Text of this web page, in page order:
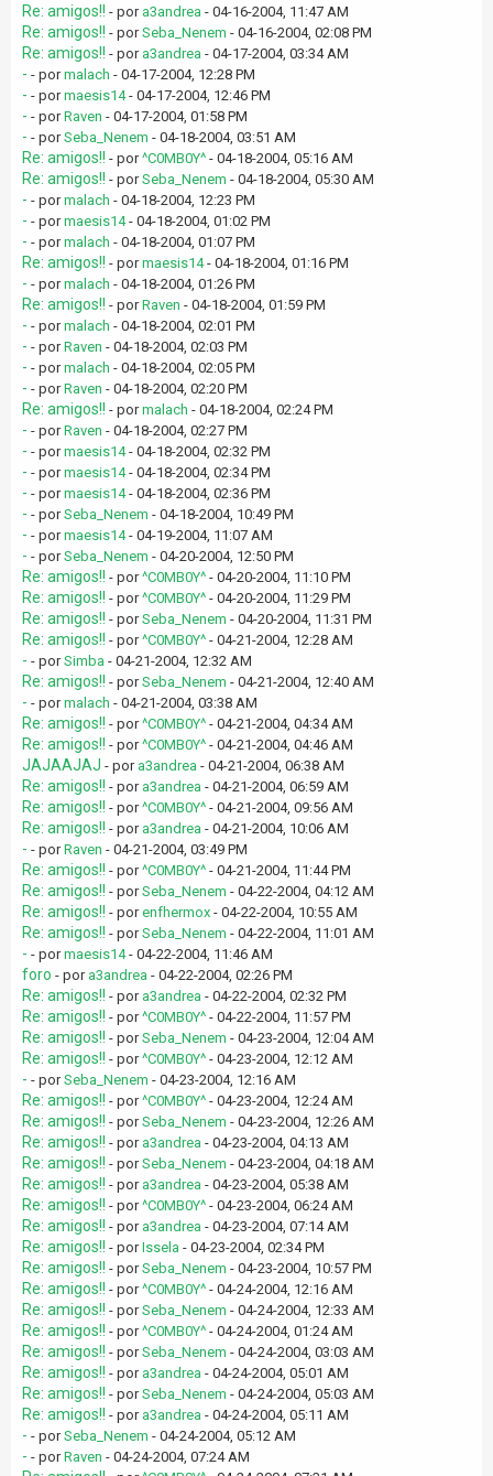
Re: amigos!! - por a3andrea - 04-16-2004, 11:47 AM
Re: amigos!! - porSeba_Nenem - 04-16-2004, 02:08 PM
Re: amigos!! - por a3andrea - 04-17-2004, 03:34 AM
- - pormalach - 04-17-2004, 12:28 PM
- - pormaesis14- 04-17-2004, 12:46 PM
- - porRaven - 04-17-2004, 01:58 PM
- - porSeba_Nenem - 04-18-2004, 03:51 AM
Re: amigos!! - por^C0MB0Y^ - 04-18-2004, 05:16 AM
Re: amigos!! - porSeba_Nenem - 04-18-2004, 05:30 AM
- - pormalach - 04-18-2004, 12:23 PM
- - pormaesis14- 04-18-2004, 01:02 PM
- - pormalach - 04-18-2004, 01:07 PM
Re: amigos!! - pormaesis14- 04-18-2004, 01:16 PM
- - pormalach - 04-18-2004, 01:26 PM
Re: amigos!! - porRaven - 04-18-2004, 01:59 PM
- - pormalach - 04-18-2004, 02:01 PM
- - porRaven - 04-18-2004, 02:03 PM
- - pormalach - 04-18-2004, 02:05 PM
- - porRaven - 04-18-2004, 02:20 PM
Re: amigos!! - pormalach - 04-18-2004, 02:24 PM
- - porRaven - 04-18-2004, 02:27 PM
- - pormaesis14- 04-18-2004, 02:32 PM
- - pormaesis14- 04-18-2004, 02:34 PM
- - pormaesis14- 04-18-2004, 02:36 PM
- - porSeba_Nenem - 04-18-2004, 10:49 PM
- - pormaesis14- 04-19-2004, 11:07 AM
- - porSeba_Nenem - 04-20-2004, 12:50 PM
Re: amigos!! - por^C0MB0Y^ - 04-20-2004, 11:10 PM
Re: amigos!! - por^C0MB0Y^ - 04-20-2004, 11:29 PM
Re: amigos!! - porSeba_Nenem - 04-20-2004, 11:31 PM
Re: amigos!! - por^C0MB0Y^ - 04-21-2004, 12:28 AM
- - porSimba - 04-21-2004, 12:32 AM
Re: amigos!! - porSeba_Nenem - 04-21-2004, 12:40 AM
- - pormalach - 04-21-2004, 03:38 AM
Re: amigos!! - por^C0MB0Y^ - 04-21-2004, 04:34 AM
Re: amigos!! - por^C0MB0Y^ - 04-21-2004, 04:46 AM
JAJAAJAJ - por a3andrea - 04-21-2004, 06:38 AM
Re: amigos!! - por a3andrea - 04-21-2004, 06:59 AM
Re: amigos!! - por^C0MB0Y^ - 04-21-2004, 09:56 AM
Re: amigos!! - por a3andrea - 04-21-2004, 10:06 AM
- - porRaven - 04-21-2004, 03:49 PM
Re: amigos!! - por^C0MB0Y^ - 04-21-2004, 11:44 PM
Re: amigos!! - porSeba_Nenem - 04-22-2004, 04:12 AM
Re: amigos!! - porenfhermox - 04-22-2004, 10:55 AM
Re: amigos!! - porSeba_Nenem - 04-22-2004, 11:01 AM
- - pormaesis14- 04-22-2004, 11:46 AM
foro - por a3andrea - 04-22-2004, 02:26 PM
Re: amigos!! - por a3andrea - 04-22-2004, 02:32 PM
Re: amigos!! - por^C0MB0Y^ - 04-22-2004, 11:57 PM
Re: amigos!! - porSeba_Nenem - 04-23-2004, 12:04 AM
Re: amigos!! - por^C0MB0Y^ - 04-23-2004, 12:12 AM
- - porSeba_Nenem - 04-23-2004, 12:16 AM
Re: amigos!! - por^C0MB0Y^ - 04-23-2004, 12:24 AM
Re: amigos!! - porSeba_Nenem - 04-23-2004, 12:26 AM
Re: amigos!! - por a3andrea - 04-23-2004, 04:13 AM
Re: amigos!! - porSeba_Nenem - 04-23-2004, 04:18 AM
Re: amigos!! - por a3andrea - 04-23-2004, 05:38 AM
Re: amigos!! - por^C0MB0Y^ - 04-23-2004, 06:24 AM
Re: amigos!! - por a3andrea - 04-23-2004, 07:14 AM
Re: amigos!! - porIssela - 04-23-2004, 02:34 PM
Re: amigos!! - porSeba_Nenem - 04-23-2004, 10:57 PM
Re: amigos!! - por^C0MB0Y^ - 04-24-2004, 12:16 AM
Re: amigos!! - porSeba_Nenem - 04-24-2004, 12:33 AM
Re: amigos!! - por^C0MB0Y^ - 04-24-2004, 01:24 AM
Re: amigos!! - porSeba_Nenem - 04-24-2004, 03:03 AM
Re: amigos!! - por a3andrea - 04-24-2004, 05:01 AM
Re: amigos!! - porSeba_Nenem - 04-24-2004, 05:03 AM
Re: amigos!! - por a3andrea - 04-24-2004, 05:11 AM
- - porSeba_Nenem - 04-24-2004, 05:12 AM
- - porRaven - 04-24-2004, 07:24 AM